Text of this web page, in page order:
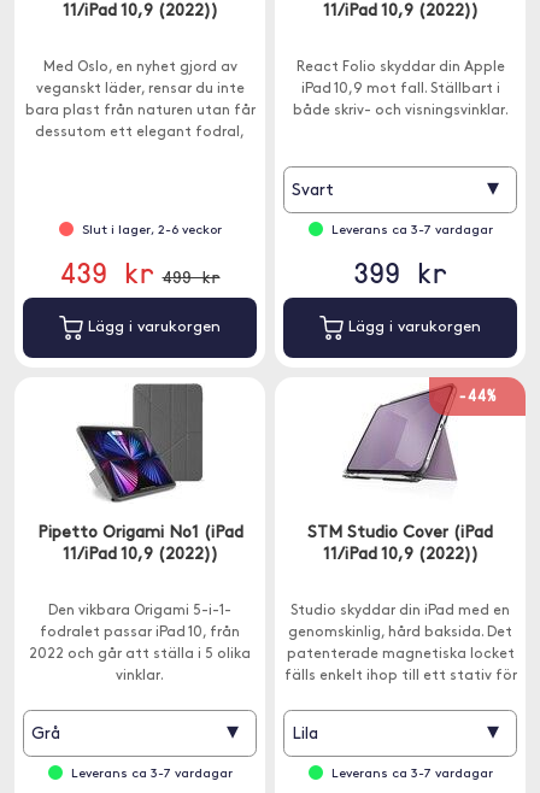
11/iPad 10,9 (2022))
Med Oslo, en nyhet gjord av
veganskt läder, rensar du inte
bara plast från naturen utan får
dessutom ett elegant fodral,
Slut i lager, 2-6 veckor
439 kr 499 kr
Lägg i varukorgen
11/iPad 10,9 (2022))
React Folio skyddar din Apple
iPad 10,9 mot fall. Ställbart i
både skriv- och visningsvinklar.
Svart ▾
Leverans ca 3-7 vardagar
399 kr
Lägg i varukorgen
Pipetto Origami No1 (iPad
11/iPad 10,9 (2022))
Den vikbara Origami 5-i-1-
fodralet passar iPad 10, från
2022 och går att ställa i 5 olika
vinklar.
Grå ▾
Leverans ca 3-7 vardagar
-44%
STM Studio Cover (iPad
11/iPad 10,9 (2022))
Studio skyddar din iPad med en
genomskinlig, hård baksida. Det
patenterade magnetiska locket
fälls enkelt ihop till ett stativ för
Lila ▾
Leverans ca 3-7 vardagar